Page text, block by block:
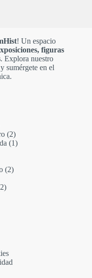
! Un espacio
figuras
. Explora nuestro
sumérgete en el
2
1
2
2